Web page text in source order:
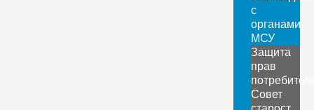
с
органами
МСУ
Защита
прав
Совет